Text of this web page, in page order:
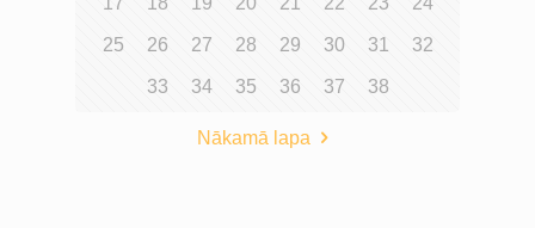
25 26 27 28 29 30 31 32
33 34 35 36 37 38
Nākamā lapa